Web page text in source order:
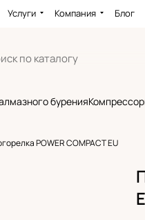
Услуги Компания Блог
бурения
POWER COMPACT EU